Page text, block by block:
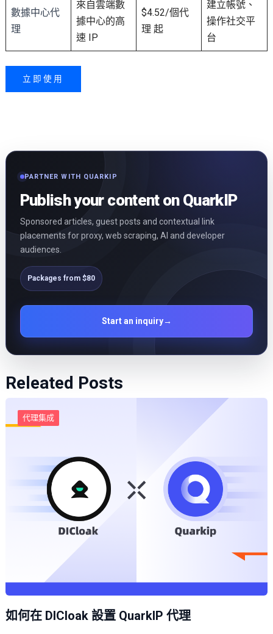
數據中心代
理
來自雲端數
據中心的高
速 IP
$4.52/個代
理 起
建立帳號、
操作社交平
台
立即使用
PARTNER WITH QUARKIP
Publish your content on QuarkIP
Sponsored articles, guest posts and contextual link
placements for proxy, web scraping, AI and developer
audiences.
Packages from $80
Start an inquiry→
Releated Posts
代理集成
如何在 DICloak 設置 QuarkIP 代理